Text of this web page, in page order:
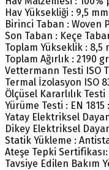
Hav Yüksekliği : 9,5
Birinci Taban : Woven
Son Taban : Keçe
Toplam Yükseklik : 8,5
Toplam Ağırlık : 2190
Vettermann Testi ISO
Termal İzolasyon ISO
Ölçüsel Kararlılık
Yürüme Testi : EN 1815
Yatay Elektriksel
Dikey Elektriksel
Statik Yükleme :
Ateşe Tepki Sertifikası:
Tavsiye Edilen Bakım